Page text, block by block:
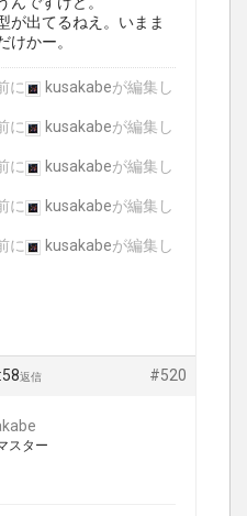
が出てるねえ。いまま
けかー。
に kusakabeが編集し
に
kusakabeが編集し
に
kusakabeが編集し
に
kusakabeが編集し
に
kusakabeが編集し
#520
返信
スター